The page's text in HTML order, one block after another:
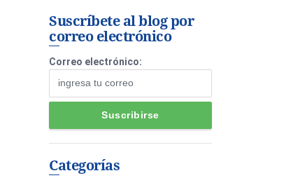
Suscríbete al blog por
correo electrónico
Correo electrónico:
Categorías